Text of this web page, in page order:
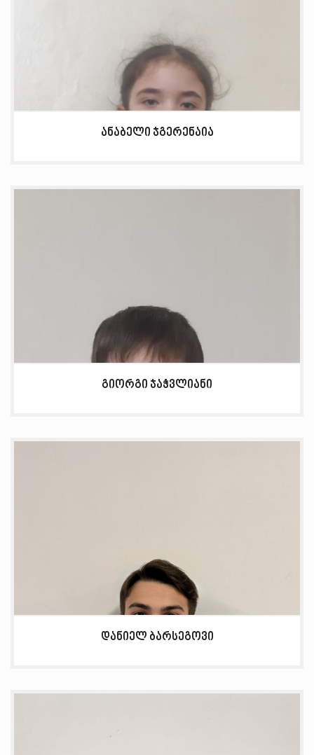
ანაბელი ჯგერენაია
გიორგი ჯაჭვლიანი
დანიელ ბარსეგოვი